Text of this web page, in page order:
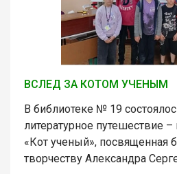
ВСЛЕД ЗА КОТОМ УЧЕНЫМ
В библиотеке № 19
литературное путешествие
«Кот ученый», посвященная
творчеству Александра